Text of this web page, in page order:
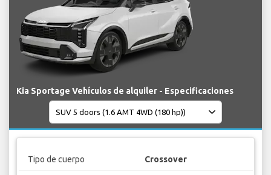
Kia Sportage Vehículos de alquiler - Especificaciones
Tipo de cuerpo Crossover